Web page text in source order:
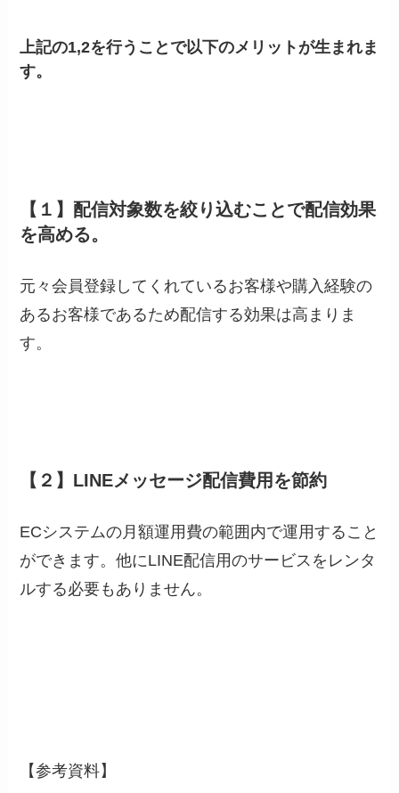
上記の1,2を行うことで以下のメリットが生まれま
す。
【１】配信対象数を絞り込むことで配信効果
を高める。
元々会員登録してくれているお客様や購入経験の
あるお客様であるため配信する効果は高まりま
す。
【２】LINEメッセージ配信費用を節約
ECシステムの月額運用費の範囲内で運用すること
ができます。他にLINE配信用のサービスをレンタ
ルする必要もありません。
【参考資料】